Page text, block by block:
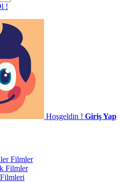
!
Hoşgeldin ! Giriş Yap
Filmler
Filmler